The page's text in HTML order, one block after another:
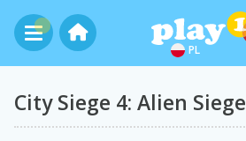
PL
City Siege 4: Alien Siege